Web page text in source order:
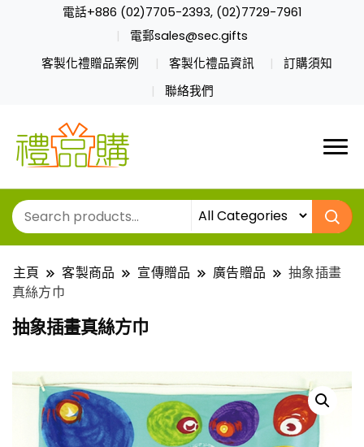
電話+886 (02)7705-2393, (02)7729-7961
電郵sales@sec.gifts
客製化禮贈品案例
客製化禮品資訊
訂購須知
聯絡我們
主頁 客製商品 宣傳贈品 廣告贈品
抽象插畫
真絲方巾
抽象插畫真絲方巾